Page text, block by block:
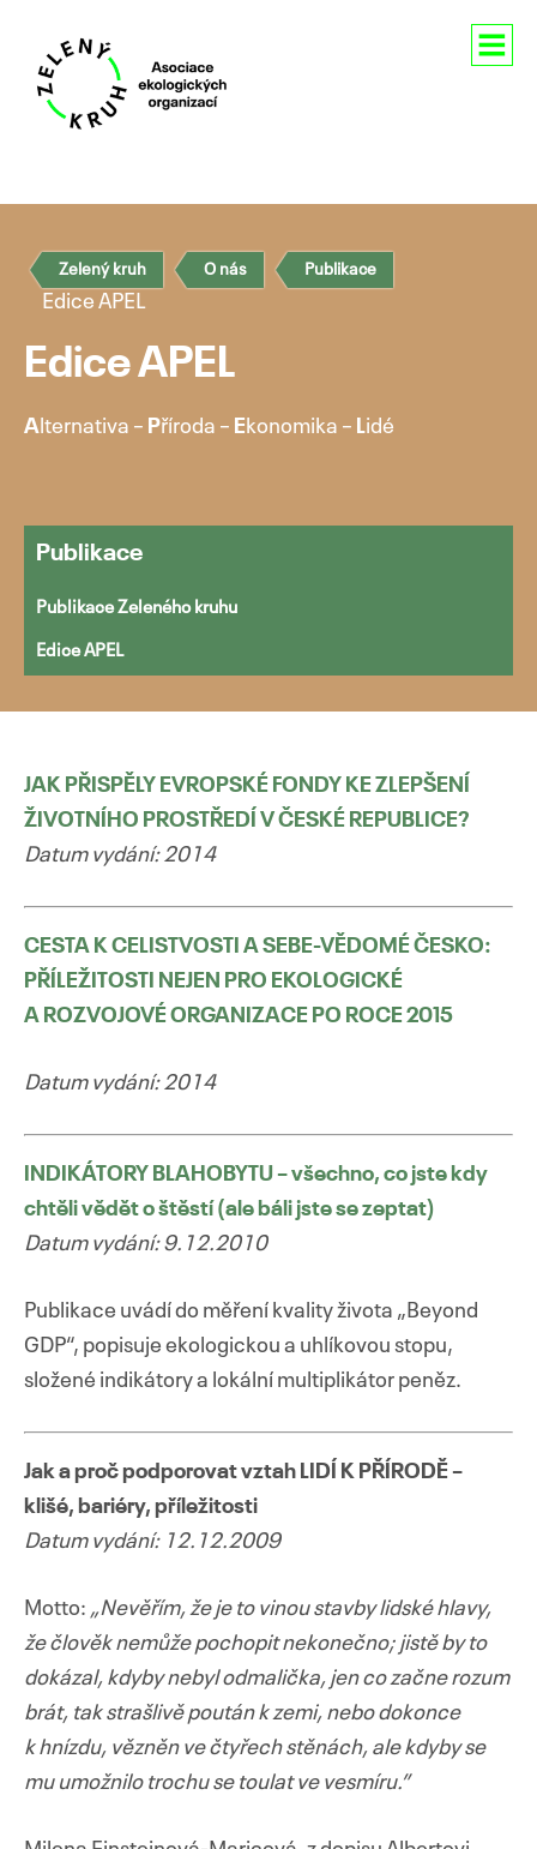
Zelený kruh O nás Publikace
Edice APEL
Edice APEL
A lternativa – Příroda – E konomika – Lidé
Publikace
Publikace Zeleného kruhu
Edice APEL
JAK PŘISPĚLY EVROPSKÉ FONDY KE ZLEPŠENÍ
ŽIVOTNÍHO PROSTŘEDÍ V ČESKÉ REPUBLICE?
Datum vydání: 2014
CESTA K CELISTVOSTI A SEBE-VĚDOMÉ ČESKO:
PŘÍLEŽITOSTI NEJEN PRO EKOLOGICKÉ
A ROZVOJOVÉ ORGANIZACE PO ROCE 2015
Datum vydání: 2014
INDIKÁTORY BLAHOBYTU – všechno, co jste kdy
chtěli vědět o štěstí (ale báli jste se zeptat)
Datum vydání: 9.12.2010
Publikace uvádí do měření kvality života „Beyond
GDP“, popisuje ekologickou a uhlíkovou stopu,
složené indikátory a lokální multiplikátor peněz.
Jak a proč podporovat vztah LIDÍ K PŘÍRODĚ –
klišé, bariéry, příležitosti
Datum vydání: 12.12.2009
Motto: „Nevěřím, že je to vinou stavby lidské hlavy,
že člověk nemůže pochopit nekonečno; jistě by to
dokázal, kdyby nebyl odmalička, jen co začne rozum
brát, tak strašlivě poután k zemi, nebo dokonce
k hnízdu, vězněn ve čtyřech stěnách, ale kdyby se
mu umožnilo trochu se toulat ve vesmíru.”